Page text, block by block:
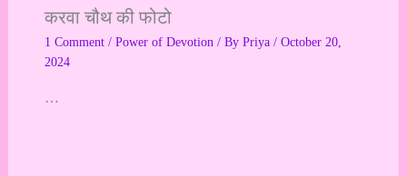
करवा चौथ की फोटो
1 Comment / Power of Devotion / By Priya / October 20,
2024
…